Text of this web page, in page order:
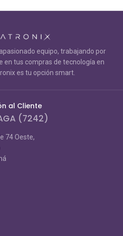
equipo, trabajando por
tus compras de tecnología en
es tu opción smart.
al Cliente
(7242)
74 Oeste,